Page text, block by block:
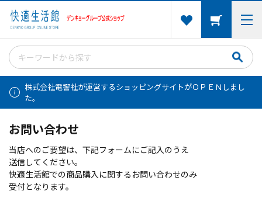
株式会社電響社が運営するショッピングサイトがＯＰＥＮしまし
た。
お問い合わせ
当店へのご要望は、下記フォームにご記入のうえ
送信してください。
快適生活館での商品購入に関するお問い合わせのみ
受付となります。